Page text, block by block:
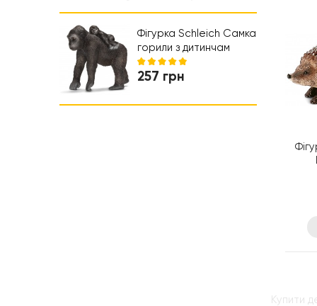
Коляски та автокрісла
Ходунки
Фігурка Schleich Самка
горили з дитинчам
Шляйх (14662)
257 грн
Купити